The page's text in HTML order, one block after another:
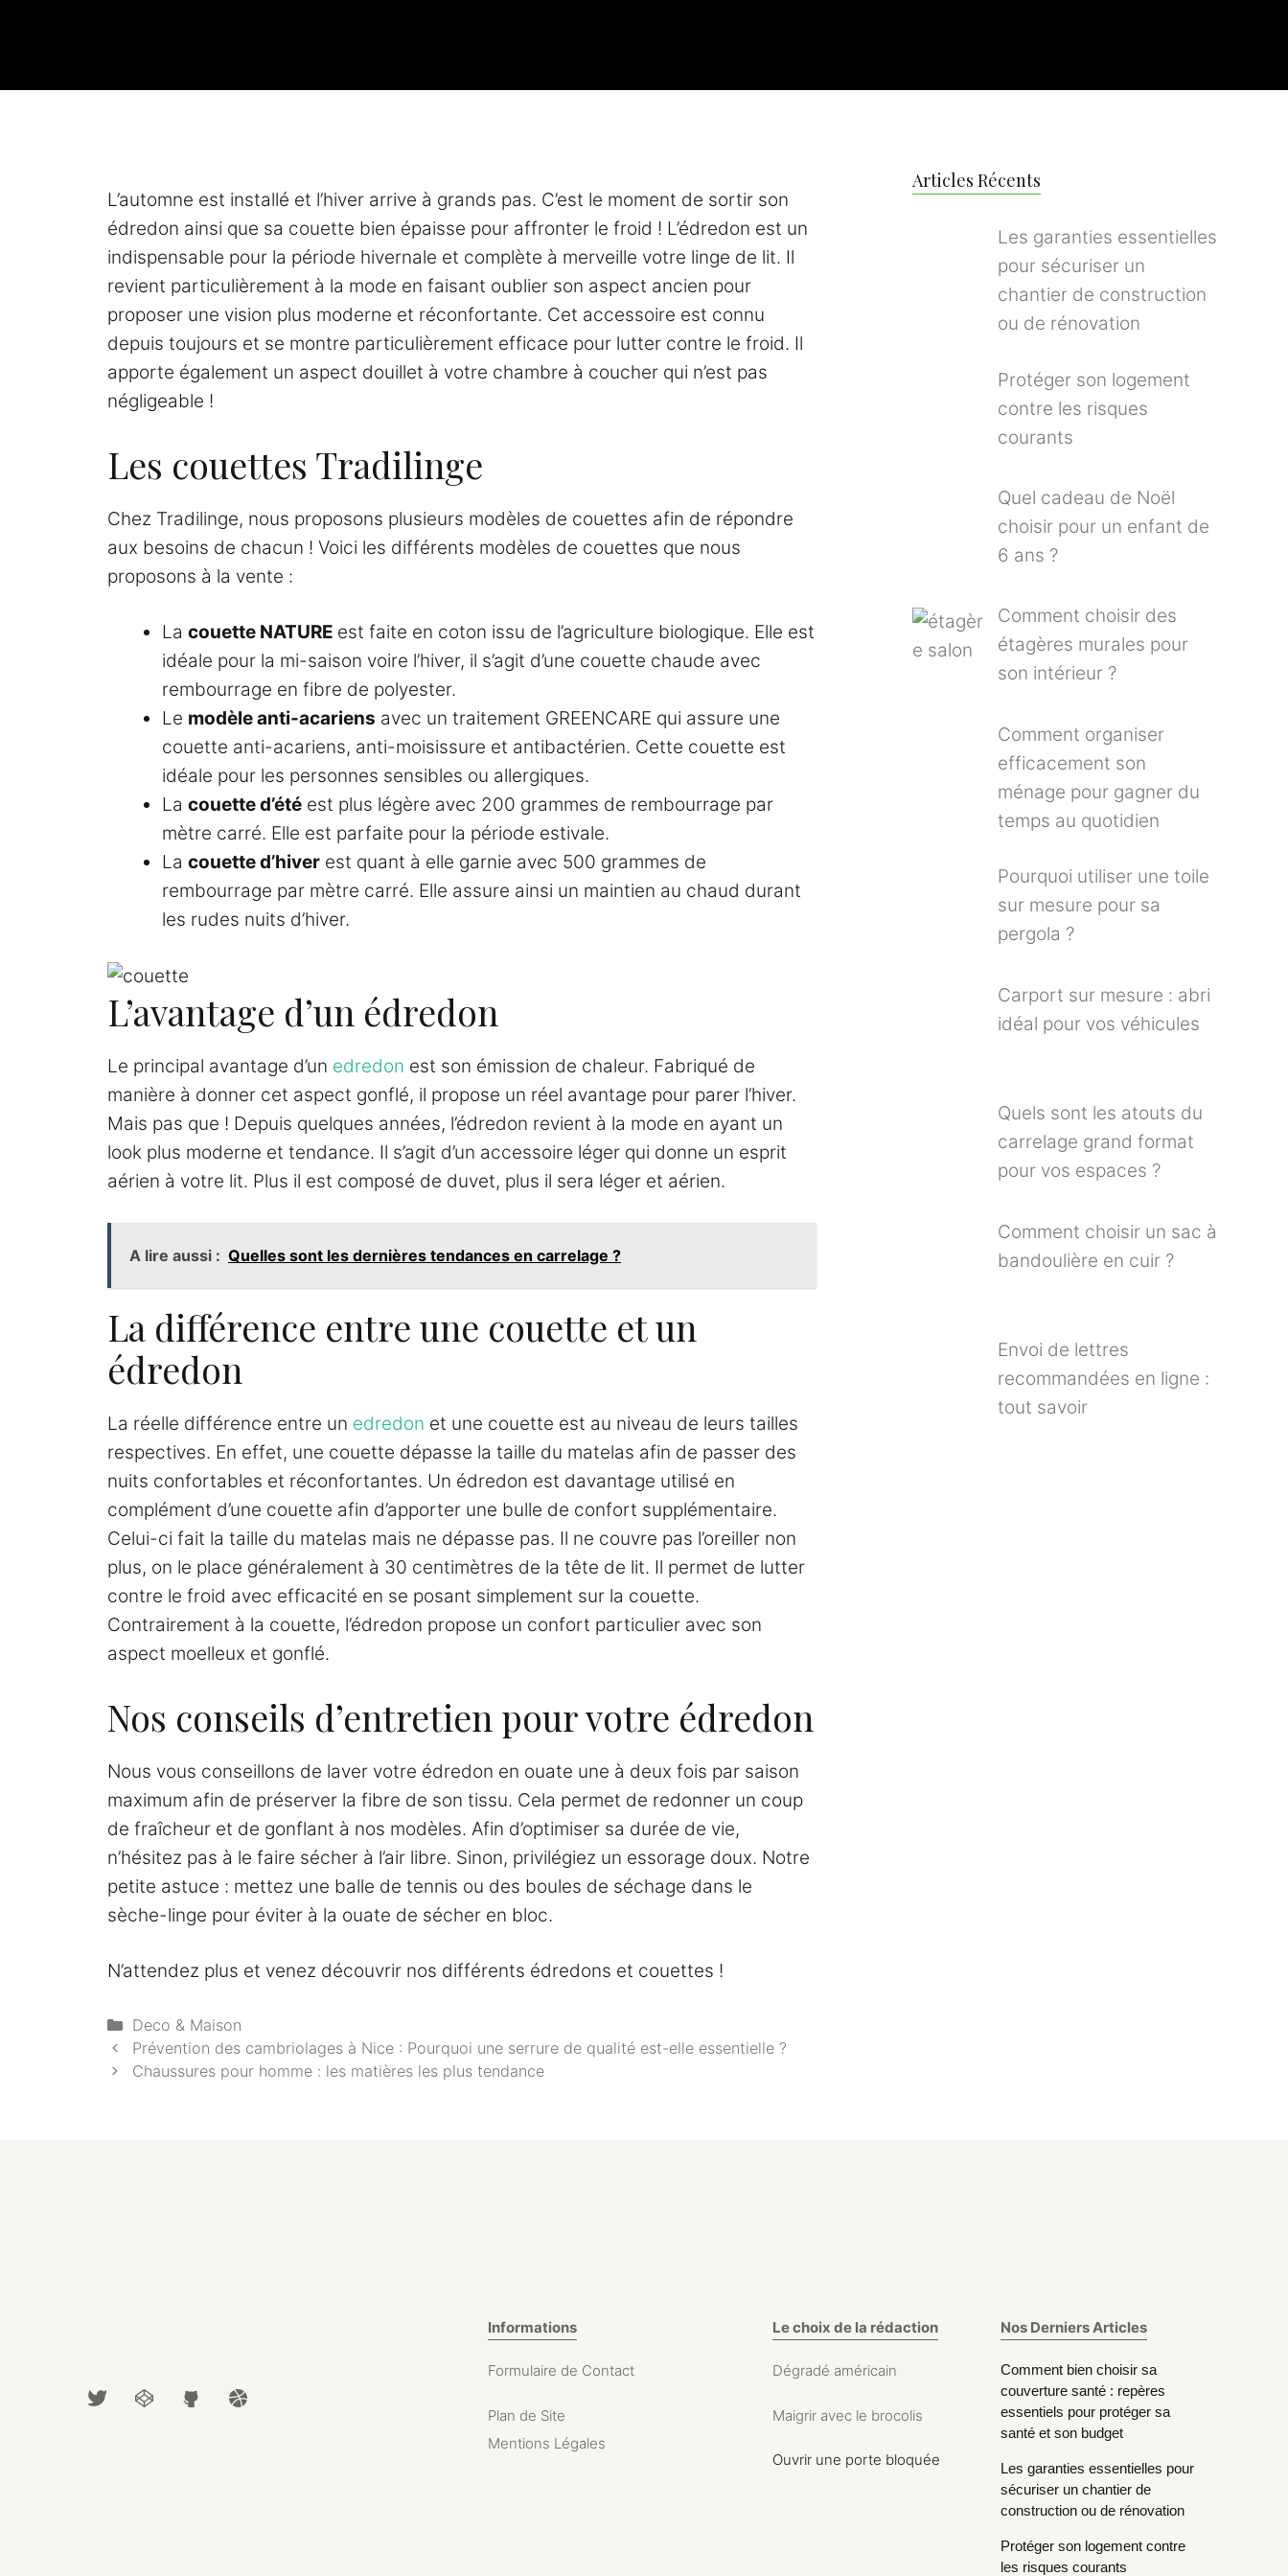
L’automne est installé et l’hiver arrive à grands pas. C’est le moment de sortir son
édredon ainsi que sa couette bien épaisse pour affronter le froid ! L’édredon est un
indispensable pour la période hivernale et complète à merveille votre linge de lit. Il
revient particulièrement à la mode en faisant oublier son aspect ancien pour
proposer une vision plus moderne et réconfortante. Cet accessoire est connu
depuis toujours et se montre particulièrement efficace pour lutter contre le froid. Il
apporte également un aspect douillet à votre chambre à coucher qui n’est pas
négligeable !
Les couettes Tradilinge
Chez Tradilinge, nous proposons plusieurs modèles de couettes afin de répondre
aux besoins de chacun ! Voici les différents modèles de couettes que nous
proposons à la vente :
La couette NATURE est faite en coton issu de l’agriculture biologique. Elle est
idéale pour la mi-saison voire l’hiver, il s’agit d’une couette chaude avec
rembourrage en fibre de polyester.
Le modèle anti-acariens avec un traitement GREENCARE qui assure une
couette anti-acariens, anti-moisissure et antibactérien. Cette couette est
idéale pour les personnes sensibles ou allergiques.
La couette d’été est plus légère avec 200 grammes de rembourrage par
mètre carré. Elle est parfaite pour la période estivale.
La couette d’hiver est quant à elle garnie avec 500 grammes de
rembourrage par mètre carré. Elle assure ainsi un maintien au chaud durant
les rudes nuits d’hiver.
L’avantage d’un édredon
Le principal avantage d’un edredon est son émission de chaleur. Fabriqué de
manière à donner cet aspect gonflé, il propose un réel avantage pour parer l’hiver.
Mais pas que ! Depuis quelques années, l’édredon revient à la mode en ayant un
look plus moderne et tendance. Il s’agit d’un accessoire léger qui donne un esprit
aérien à votre lit. Plus il est composé de duvet, plus il sera léger et aérien.
A lire aussi : Quelles sont les dernières tendances en carrelage ?
La différence entre une couette et un
édredon
La réelle différence entre un edredon et une couette est au niveau de leurs tailles
respectives. En effet, une couette dépasse la taille du matelas afin de passer des
nuits confortables et réconfortantes. Un édredon est davantage utilisé en
complément d’une couette afin d’apporter une bulle de confort supplémentaire.
Celui-ci fait la taille du matelas mais ne dépasse pas. Il ne couvre pas l’oreiller non
plus, on le place généralement à 30 centimètres de la tête de lit. Il permet de lutter
contre le froid avec efficacité en se posant simplement sur la couette.
Contrairement à la couette, l’édredon propose un confort particulier avec son
aspect moelleux et gonflé.
Nos conseils d’entretien pour votre édredon
Nous vous conseillons de laver votre édredon en ouate une à deux fois par saison
maximum afin de préserver la fibre de son tissu. Cela permet de redonner un coup
de fraîcheur et de gonflant à nos modèles. Afin d’optimiser sa durée de vie,
n’hésitez pas à le faire sécher à l’air libre. Sinon, privilégiez un essorage doux. Notre
petite astuce : mettez une balle de tennis ou des boules de séchage dans le
sèche-linge pour éviter à la ouate de sécher en bloc.
N’attendez plus et venez découvrir nos différents édredons et couettes !
Catégories
Deco & Maison
Prévention des cambriolages à Nice : Pourquoi une serrure de qualité est-elle essentielle ?
Chaussures pour homme : les matières les plus tendance
Articles Récents
Les garanties essentielles
pour sécuriser un
chantier de construction
ou de rénovation
Protéger son logement
contre les risques
courants
Quel cadeau de Noël
choisir pour un enfant de
6 ans ?
Comment choisir des
étagères murales pour
son intérieur ?
Comment organiser
efficacement son
ménage pour gagner du
temps au quotidien
Pourquoi utiliser une toile
sur mesure pour sa
pergola ?
Carport sur mesure : abri
idéal pour vos véhicules
Quels sont les atouts du
carrelage grand format
pour vos espaces ?
Comment choisir un sac à
bandoulière en cuir ?
Envoi de lettres
recommandées en ligne :
tout savoir
Informations
Formulaire de Contact
Plan de Site
Mentions Légales
Le choix de la rédaction
Dégradé américain
Maigrir avec le brocolis
Ouvrir une porte bloquée
Nos Derniers Articles
Comment bien choisir sa
couverture santé : repères
essentiels pour protéger sa
santé et son budget
Les garanties essentielles pour
sécuriser un chantier de
construction ou de rénovation
Protéger son logement contre
les risques courants